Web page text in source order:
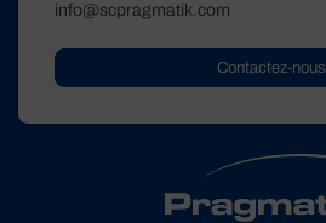
info@scpragmatik.com
Contactez-nous